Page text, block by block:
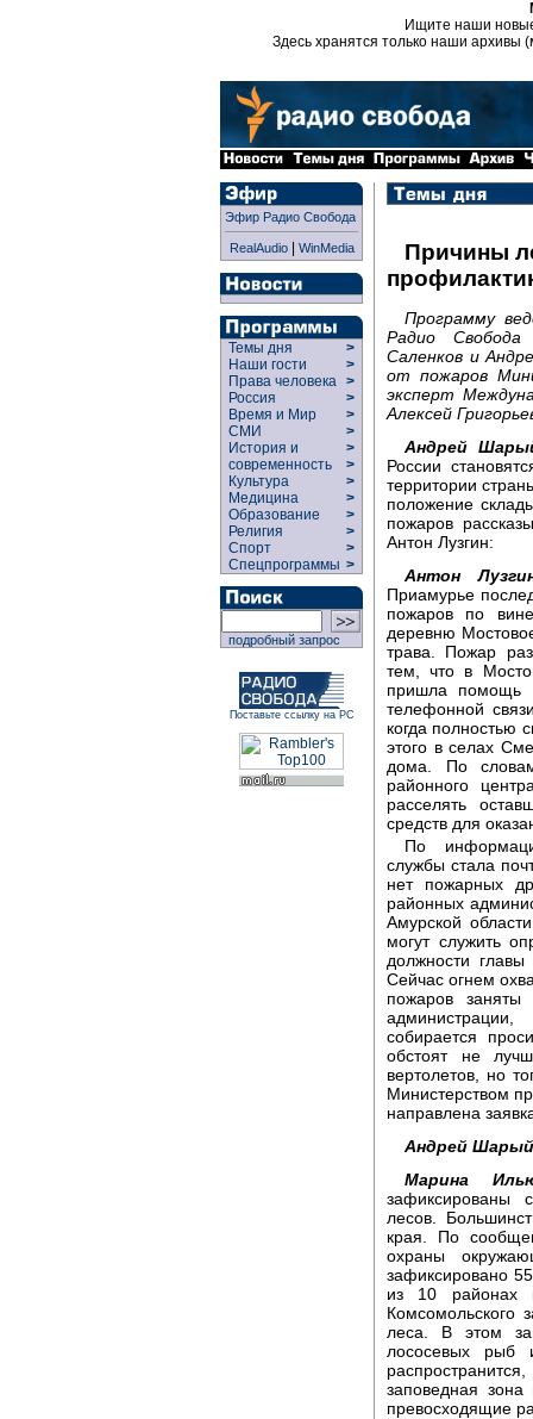
Ищите наши
Здесь хранятся только наши архивы
Эфир Радио Свобода
RealAudio| WinMedia
Темы дня
>
Наши гости
>
Права человека >
Россия
>
Время и Мир
>
СМИ
>
История и
современность
>
>
Культура
>
Медицина
>
Образование
>
Религия
>
Спорт
>
Спецпрограммы >
подробный запрос
Поставьте ссылку на РС
Причины
Программу
Радио
Саленков и
от пожаров
эксперт
Алексей
Андрей
России
территории
положение
пожаров
Антон Лузгин:
Антон
Приамурье
пожаров по
деревню
трава. Пожар
тем, что в
пришла помощь
телефонной
когда полностью
этого в селах
дома. По
районного
расселять
средств для
По
службы стала
нет пожарных
районных
Амурской
могут служить
должности главы
Сейчас огнем
пожаров
собирается
обстоят не
вертолетов, но
Министерством
направлена
Андрей
Марина
зафиксированы
лесов.
края. По
охраны
зафиксировано
из 10 районах
Комсомольского
леса. В этом
лососевых рыб
заповедная
превосходящие